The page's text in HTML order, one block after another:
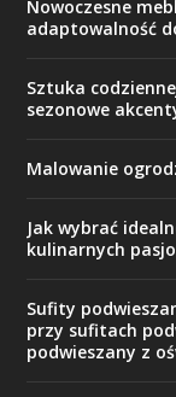
Nowoczesne
adaptowalność
Sztuka
sezonowe
Malowanie
Jak wybrać
kulinarnych
Sufity
przy sufitach
podwieszany z